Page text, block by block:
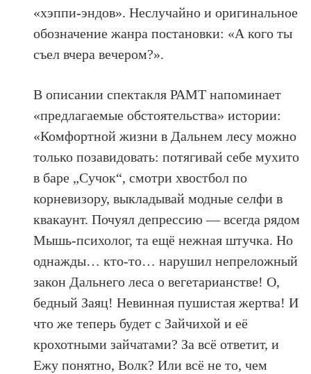
«хэппи-эндов». Неслучайно и оригинальное
обозначение жанра постановки: «А кого ты
съел вчера вечером?».
В описании спектакля РАМТ напоминает
«предлагаемые обстоятельства» истории:
«Комфортной жизни в Дальнем лесу можно
только позавидовать: потягивай себе мухито
в баре „Сучок“, смотри хвостбол по
корневизору, выкладывай модные селфи в
квакаунт. Почуял депрессию — всегда рядом
Мышь-психолог, та ещё нежная штучка. Но
однажды… кто-то… нарушил непреложный
закон Дальнего леса о вегетарианстве! О,
бедный Заяц! Невинная пушистая жертва! И
что же теперь будет с Зайчихой и её
крохотными зайчатами? За всё ответит, и
Ежу понятно, Волк? Или всё не то, чем